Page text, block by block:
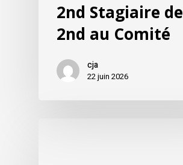
2nd Stagiaire de
2nd au Comité
cja
22 juin 2026